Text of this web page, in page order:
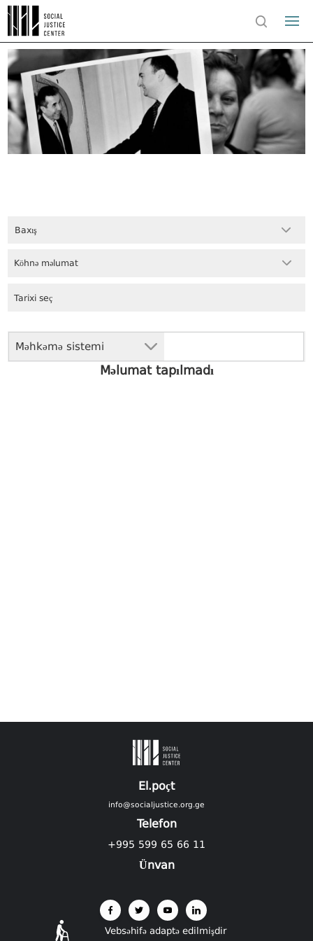
Baxış
Məhkəmə sistemi
Köhnə məlumat
Məlumat tapılmadı
El.poçt
info@socialjustice.org.ge
Telefon
+995 599 65 66 11
Ünvan
Vebsəhifə adaptə edilmişdir